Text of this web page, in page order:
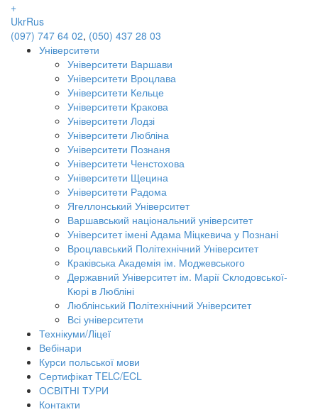
+
UkrRus
(097) 747 64 02, (050) 437 28 03
Університети
Університети Варшави
Університети Вроцлава
Університети Кельце
Університети Кракова
Університети Лодзі
Університети Любліна
Університети Познаня
Університети Ченстохова
Університети Щецина
Університети Радома
Ягеллонський Університет
Варшавський національний університет
Університет імені Адама Міцкевича у Познані
Вроцлавський Політехнічний Університет
Краківська Академія ім. Моджевського
Державний Університет ім. Марії Склодовської-
Кюрі в Любліні
Люблінський Політехнічний Університет
Всі університети
Технікуми/Ліцеї
Вебінари
Курси польської мови
Сертифікат TELC/ECL
ОСВІТНІ ТУРИ
Контакти